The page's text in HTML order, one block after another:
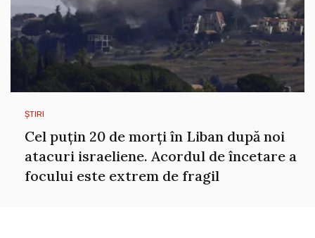
ȘTIRI
Cel puțin 20 de morți în Liban după noi
atacuri israeliene. Acordul de încetare a
focului este extrem de fragil